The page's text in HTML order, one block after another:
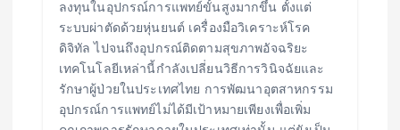
ลงทุนในอุปกรณ์การแพทย์ขั้นสูงมากขึ้น ตั้งแต่
ระบบผ่าตัดด้วยหุ่นยนต์ เครื่องมือวิเคราะห์โรค
ดิจิทัล ไปจนถึงอุปกรณ์ติดตามสุขภาพอัจฉริยะ
เทคโนโลยีเหล่านี้กำลังเปลี่ยนวิธีการวินิจฉัยและ
รักษาผู้ป่วยในประเทศไทย การพัฒนาอุตสาหกรรม
อุปกรณ์การแพทย์ไม่ได้มีเป้าหมายเพียงเพื่อเพิ่ม